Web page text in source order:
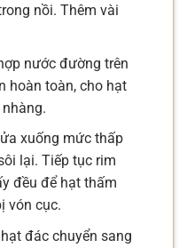
nồi. Thêm vài
nước đường trên
hoàn toàn, cho hạt
xuống mức thấp
lại. Tiếp tục rim
đều để hạt thấm
vón cục.
đác chuyển sang